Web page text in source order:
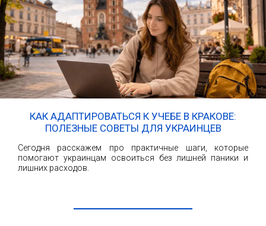
КАК АДАПТИРОВАТЬСЯ К УЧЕБЕ В КРАКОВЕ:
ПОЛЕЗНЫЕ СОВЕТЫ ДЛЯ УКРАИНЦЕВ
Сегодня расскажем про практичные шаги, которые
помогают украинцам освоиться без лишней паники и
лишних расходов.